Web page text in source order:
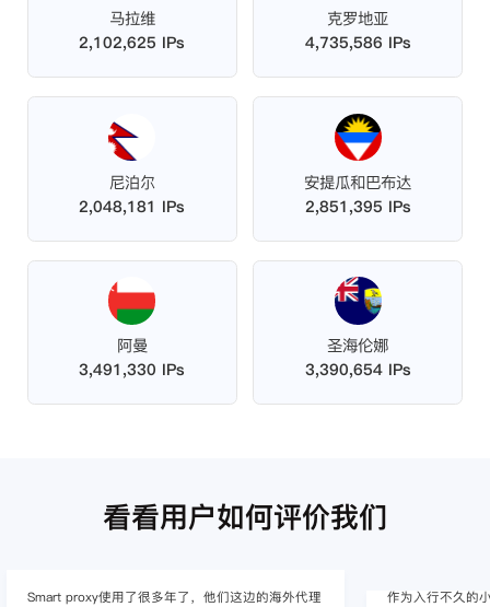
马拉维
2,102,625 IPs
克罗地亚
4,735,586 IPs
尼泊尔
2,048,181 IPs
安提瓜和巴布达
2,851,395 IPs
阿曼
3,491,330 IPs
圣海伦娜
3,390,654 IPs
看看用户如何评价我们
作为入行不久的小白，上手使用Smart proxy会有一
作为一家